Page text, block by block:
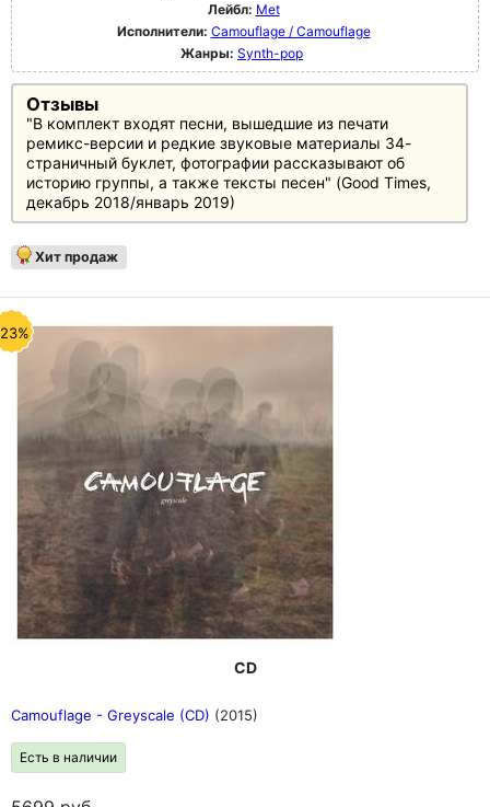
Лейбл: Met
Исполнители: Camouflage / Camouflage
Жанры: Synth-pop
Отзывы
"В комплект входят песни, вышедшие из печати
ремикс-версии и редкие звуковые материалы 34-
страничный буклет, фотографии рассказывают об
историю группы, а также тексты песен" (Good Times,
декабрь 2018/январь 2019)
Хит продаж
CD
Camouflage - Greyscale (CD) (2015)
Есть в наличии